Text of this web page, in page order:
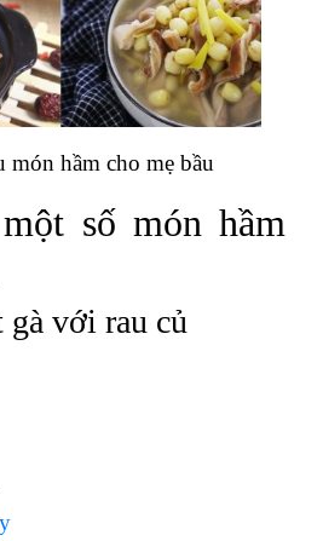
món hầm cho mẹ bầu
số món hầm
với rau củ